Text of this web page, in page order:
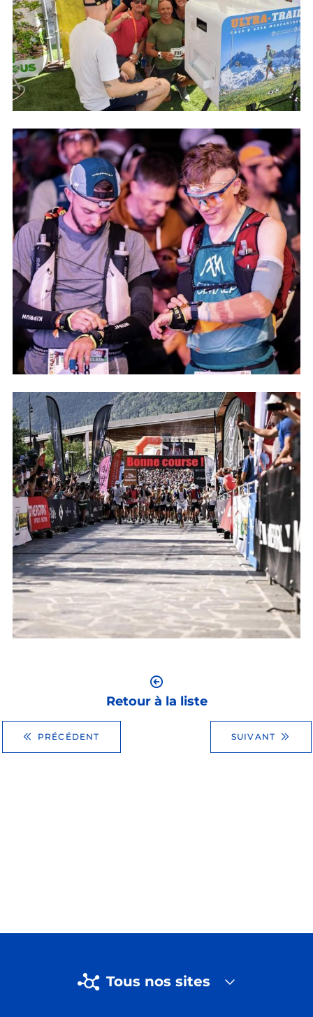
PRÉCÉDENT
Retour à la liste
SUIVANT
Tous nos sites